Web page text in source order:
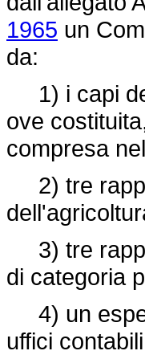
1965 un
da:
1) i capi
ove
compresa
2) tre
3) tre
di categoria
4) un
uffici